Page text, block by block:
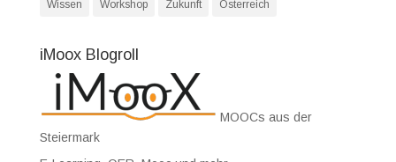
Wissen Workshop Zukunft Österreich
iMoox Blogroll
MOOCs aus der
Steiermark